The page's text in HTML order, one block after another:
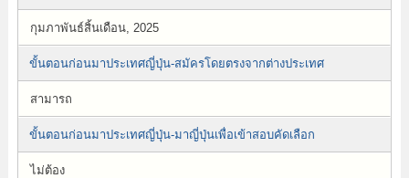
กุมภาพันธ์สิ้นเดือน, 2025
ขั้นตอนก่อนมาประเทศญี่ปุ่น-สมัครโดยตรงจากต่างประเทศ
สามารถ
ขั้นตอนก่อนมาประเทศญี่ปุ่น-มาญี่ปุ่นเพื่อเข้าสอบคัดเลือก
ไม่ต้อง